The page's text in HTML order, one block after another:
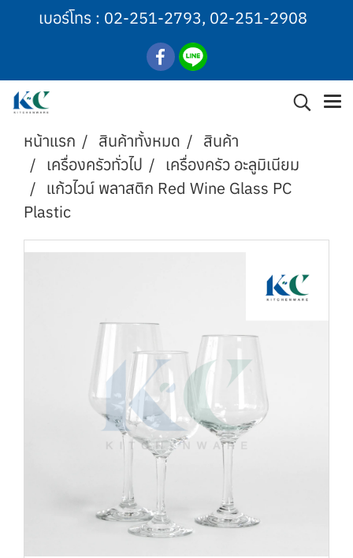
เบอร์โทร : 02-251-2793, 02-251-2908
หน้าแรก สินค้าทั้งหมด
สินค้า
เครื่องครัวทั่วไป
เครื่องครัว อะลูมิเนียม
แก้วไวน์ พลาสติก Red Wine Glass PC
Plastic